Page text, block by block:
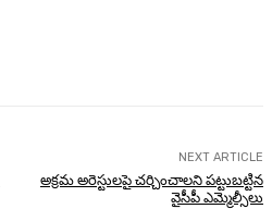
NEXT ARTICLE
అక్రమ అరెస్టులపై చర్చించాలని పట్టుబట్టిన
వైసీపీ ఎమ్మెల్సీలు